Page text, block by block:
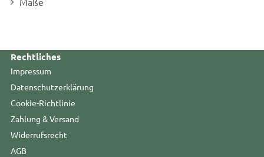
Rechtliches
Impressum
Datenschutzerklärung
Cookie-Richtlinie
Zahlung & Versand
Widerrufsrecht
AGB